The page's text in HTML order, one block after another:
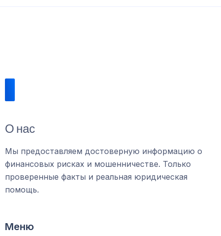
О нас
Мы предоставляем достоверную информацию о
финансовых рисках и мошенничестве. Только
проверенные факты и реальная юридическая
помощь.
Меню